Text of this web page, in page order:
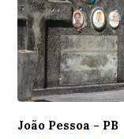
João Pessoa - PB